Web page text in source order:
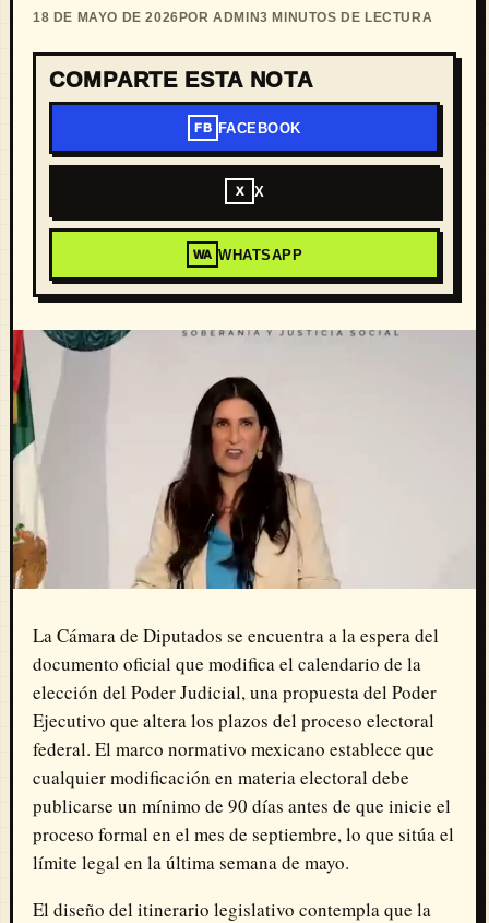
18 DE MAYO DE 2026 POR ADMIN3 MINUTOS DE LECTURA
COMPARTE ESTA NOTA
FB FACEBOOK
X X
WA WHATSAPP
La Cámara de Diputados se encuentra a la espera del
documento oficial que modifica el calendario de la
elección del Poder Judicial, una propuesta del Poder
Ejecutivo que altera los plazos del proceso electoral
federal. El marco normativo mexicano establece que
cualquier modificación en materia electoral debe
publicarse un mínimo de 90 días antes de que inicie el
proceso formal en el mes de septiembre, lo que sitúa el
límite legal en la última semana de mayo.
El diseño del itinerario legislativo contempla que la